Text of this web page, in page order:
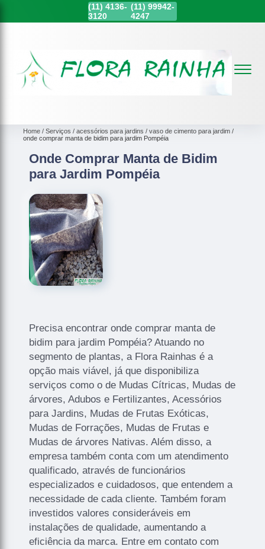
(11) 4136-
3120
(11)99942-
4247
Home Serviços acessórios para jardins
vaso de cimento para jardim
onde comprar manta de bidim para jardim Pompéia
Onde Comprar Manta de Bidim
para Jardim Pompéia
Precisa encontrar onde comprar manta de
bidim para jardim Pompéia? Atuando no
segmento de plantas, a Flora Rainhas é a
opção mais viável, já que disponibiliza
serviços como o de Mudas Cítricas, Mudas de
árvores, Adubos e Fertilizantes, Acessórios
para Jardins, Mudas de Frutas Exóticas,
Mudas de Forrações, Mudas de Frutas e
Mudas de árvores Nativas. Além disso, a
empresa também conta com um atendimento
qualificado, através de funcionários
especializados e cuidadosos, que entendem a
necessidade de cada cliente. Também foram
investidos valores consideráveis em
instalações de qualidade, aumentando a
eficiência da marca. Entre em contato com